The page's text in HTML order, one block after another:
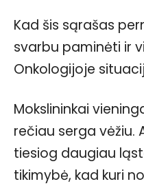
Kad šis sąrašas
svarbu paminėti ir
Onkologijoje
Mokslininkai
rečiau serga vėžiu.
tiesiog daugiau
tikimybė, kad kuri